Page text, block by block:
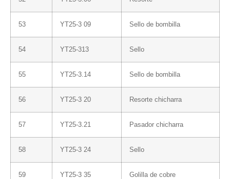
53 YT25-3 09 Sello de bombilla
54 YT25-313 Sello
55 YT25-3.14 Sello de bombilla
56 YT25-3 20 Resorte chicharra
57 YT25-3.21 Pasador chicharra
58 YT25-3 24 Sello
59 YT25-3 35 Golilla de cobre